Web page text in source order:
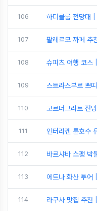
106 하더클룸 전망대
107 팔레르모 까페
108 슈피츠 여행 코스
109 스트라스부르 쁘
110 고르너그라트 전
111 인터라켄 튠호수
112 바르샤바 쇼팽 박
113 에트나 화산 투어
114 라구사 맛집 추